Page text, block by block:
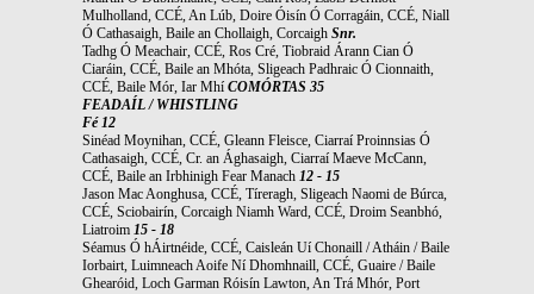
Mulholland, CCÉ, An Lúb, Doire Óisín Ó Corragáin, CCÉ, Niall
Ó Cathasaigh, Baile an Chollaigh, Corcaigh Snr.
Tadhg Ó Meachair, CCÉ, Ros Cré, Tiobraid Árann Cian Ó
Ciaráin, CCÉ, Baile an Mhóta, Sligeach Padhraic Ó Cionnaith,
CCÉ, Baile Mór, Iar Mhí COMÓRTAS 35
FEADAÍL / WHISTLING
Fé 12
Sinéad Moynihan, CCÉ, Gleann Fleisce, Ciarraí Proinnsias Ó
Cathasaigh, CCÉ, Cr. an Ághasaigh, Ciarraí Maeve McCann,
CCÉ, Baile an Irbhinigh Fear Manach 12 - 15
Jason Mac Aonghusa, CCÉ, Tíreragh, Sligeach Naomi de Búrca,
CCÉ, Sciobairín, Corcaigh Niamh Ward, CCÉ, Droim Seanbhó,
Liatroim 15 - 18
Séamus Ó hÁirtnéide, CCÉ, Caisleán Uí Chonaill / Atháin / Baile
Iorbairt, Luimneach Aoife Ní Dhomhnaill, CCÉ, Guaire / Baile
Ghearóid, Loch Garman Róisín Lawton, An Trá Mhór, Port